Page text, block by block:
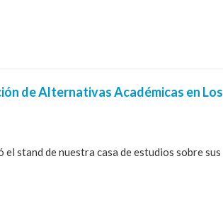
de Alternativas Académicas en Los
stand de nuestra casa de estudios sobre sus